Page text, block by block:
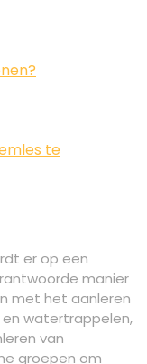
te
er op een
manier
met het aanleren
en watertrappelen,
van
groepen om